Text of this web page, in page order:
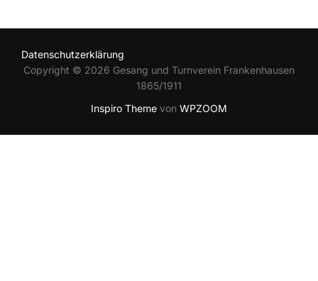
Datenschutzerklärung
Copyright © 2026 Gesang und Turnverein Frankenhausen
1865/1911
Inspiro Theme von WPZOOM